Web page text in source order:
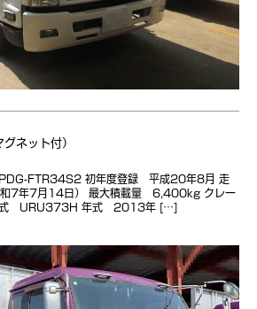
ネット付）
FTR34S2 初年度登録 平成20年8月 走
7年7月14日） 最大積載量 6,400kg クレー
式 URU373H 年式 2013年 […]